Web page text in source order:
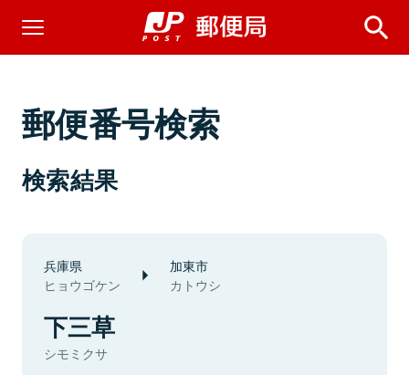
郵便番号検索
検索結果
兵庫県
ヒョウゴケン
加東市
カトウシ
下三草
シモミクサ